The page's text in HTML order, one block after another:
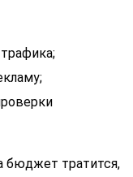
бюджет тратится,